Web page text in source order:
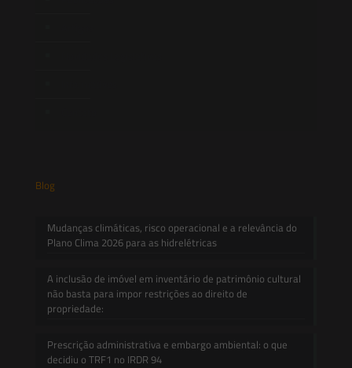
Blog
Mudanças climáticas, risco operacional e a relevância do
Plano Clima 2026 para as hidrelétricas
A inclusão de imóvel em inventário de patrimônio cultural
não basta para impor restrições ao direito de
propriedade:
Prescrição administrativa e embargo ambiental: o que
decidiu o TRF1 no IRDR 94